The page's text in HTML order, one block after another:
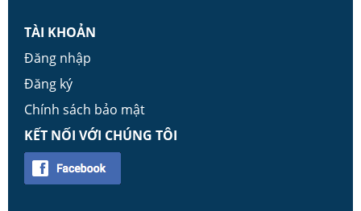
TÀI KHOẢN
Đăng nhập
Đăng ký
Chính sách bảo mật
KẾT NỐI VỚI CHÚNG TÔI